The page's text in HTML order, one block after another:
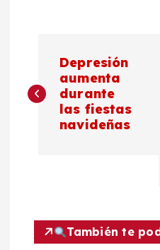
a
a
Depresión
aumenta
durante
las fiestas
navideñas
También te